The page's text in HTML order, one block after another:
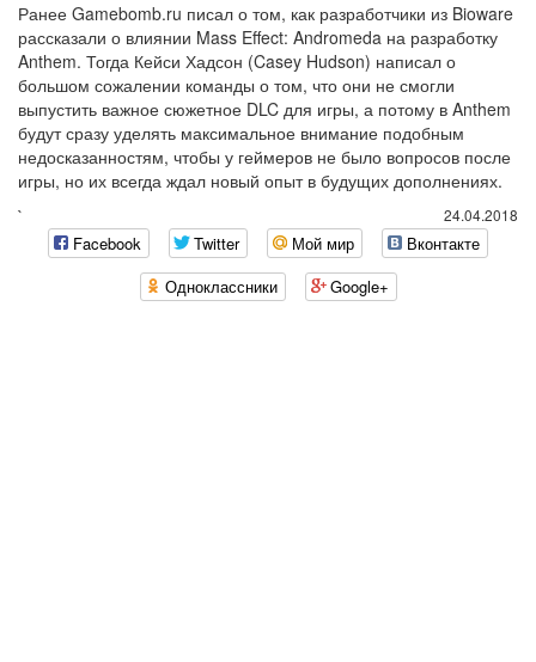
Ранее Gamebomb.ru писал о том, как разработчики из Bioware
рассказали о влиянии Mass Effect: Andromeda на разработку
Anthem. Тогда Кейси Хадсон (Casey Hudson) написал о
большом сожалении команды о том, что они не смогли
выпустить важное сюжетное DLC для игры, а потому в Anthem
будут сразу уделять максимальное внимание подобным
недосказанностям, чтобы у геймеров не было вопросов после
игры, но их всегда ждал новый опыт в будущих дополнениях.
24.04.2018
`
Facebook Twitter Мой мир
Вконтакте
Одноклассники
Google+